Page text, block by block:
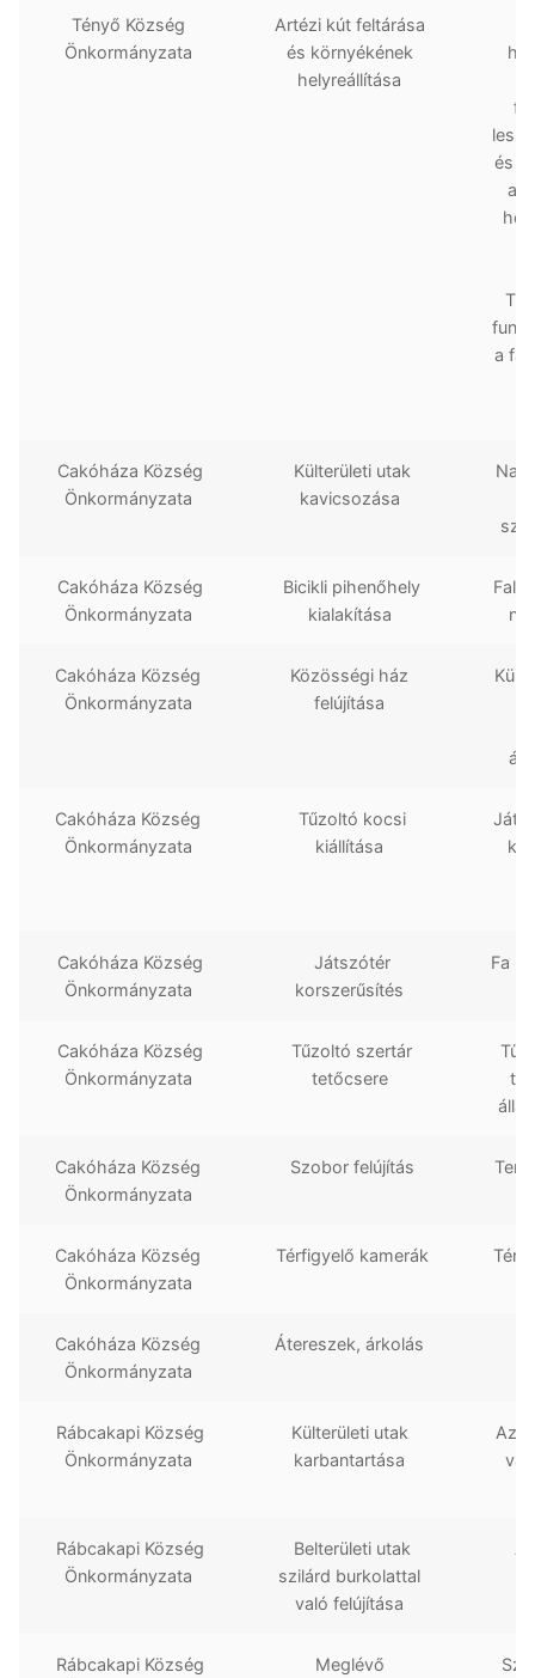
Tényő Község
Önkormányzata
Artézi kút feltárása
és környékének
helyreállítása
és
a
a
Cakóháza Község
Önkormányzata
Külterületi utak
kavicsozása
Cakóháza Község
Önkormányzata
Bicikli pihenőhely
kialakítása
Falu
Cakóháza Község
Önkormányzata
Közösségi ház
felújítása
Cakóháza Község
Önkormányzata
Tűzoltó kocsi
kiállítása
Cakóháza Község
Önkormányzata
Játszótér
korszerűsítés
Fa
Cakóháza Község
Önkormányzata
Tűzoltó szertár
tetőcsere
Cakóháza Község
Önkormányzata
Szobor felújítás
Cakóháza Község
Önkormányzata
Térfigyelő kamerák
Cakóháza Község
Önkormányzata
Átereszek, árkolás
Rábcakapi Község
Önkormányzata
Külterületi utak
karbantartása
Az
Rábcakapi Község
Önkormányzata
Belterületi utak
szilárd burkolattal
való felújítása
Rábcakapi Község
Meglévő